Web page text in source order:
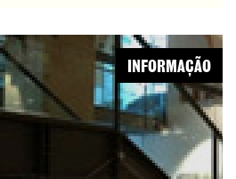
INFORMAÇÃO